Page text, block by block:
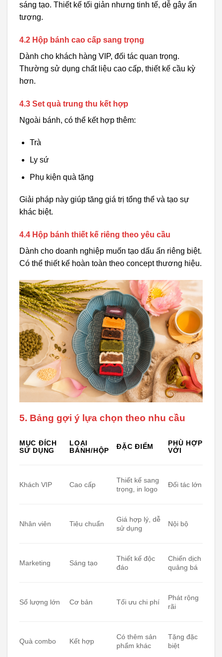
sáng tạo. Thiết kế tối giản nhưng tinh tế, dễ gây ấn
tượng.
4.2 Hộp bánh cao cấp sang trọng
Dành cho khách hàng VIP, đối tác quan trọng.
Thường sử dụng chất liệu cao cấp, thiết kế cầu kỳ
hơn.
4.3 Set quà trung thu kết hợp
Ngoài bánh, có thể kết hợp thêm:
Trà
Ly sứ
Phụ kiện quà tặng
Giải pháp này giúp tăng giá trị tổng thể và tạo sự
khác biệt.
4.4 Hộp bánh thiết kế riêng theo yêu cầu
Dành cho doanh nghiệp muốn tạo dấu ấn riêng biệt.
Có thể thiết kế hoàn toàn theo concept thương hiệu.
5. Bảng gợi ý lựa chọn theo nhu cầu
MỤC ĐÍCH
SỬ DỤNG
LOẠI
BÁNH/HỘP
ĐẶC ĐIỂM
PHÙ HỢP
VỚI
Khách VIP Cao cấp
Thiết kế sang
trọng, in logo
Đối tác lớn
Nhân viên Tiêu chuẩn
Giá hợp lý, dễ
sử dụng
Nội bộ
Marketing Sáng tạo
Thiết kế độc
đáo
Chiến dịch
quảng bá
Số lượng lớn Cơ bản Tối ưu chi phí
Phát rộng
rãi
Quà combo Kết hợp
Có thêm sản
phẩm khác
Tặng đặc
biệt